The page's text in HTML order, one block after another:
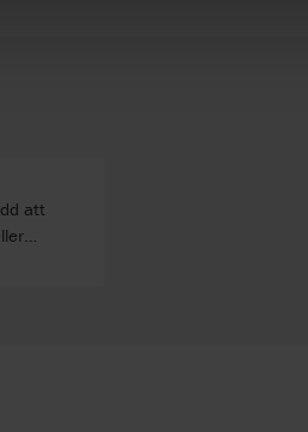
att